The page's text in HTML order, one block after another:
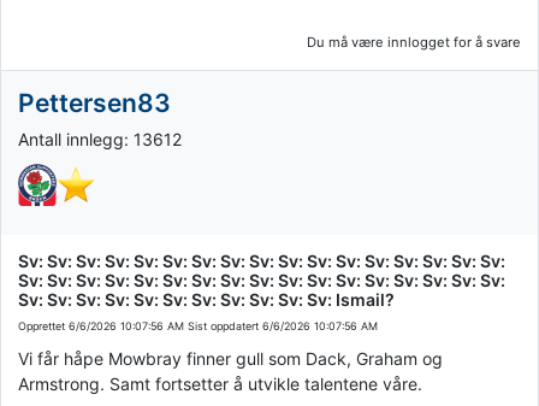
Du må være innlogget for å svare
Pettersen83
Antall innlegg: 13612
Sv: Sv: Sv: Sv: Sv: Sv: Sv: Sv: Sv: Sv: Sv: Sv: Sv: Sv: Sv: Sv: Sv:
Sv: Sv: Sv: Sv: Sv: Sv: Sv: Sv: Sv: Sv: Sv: Sv: Sv: Sv: Sv: Sv: Sv:
Sv: Sv: Sv: Sv: Sv: Sv: Sv: Sv: Sv: Sv: Sv: Ismail?
Opprettet 6/6/2026 10:07:56 AM Sist oppdatert 6/6/2026 10:07:56 AM
Vi får håpe Mowbray finner gull som Dack, Graham og
Armstrong. Samt fortsetter å utvikle talentene våre.